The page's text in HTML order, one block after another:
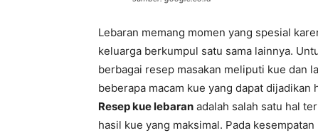
Lebaran memang momen yang spesial
keluarga berkumpul satu sama lainnya.
berbagai resep masakan meliputi kue dan
beberapa macam kue yang dapat
Resep kue lebaran adalah salah satu hal
hasil kue yang maksimal. Pada